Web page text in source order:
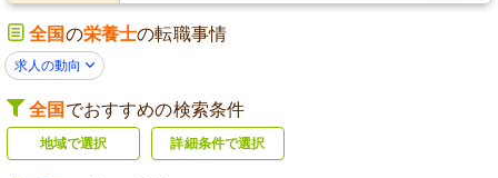
全国の栄養士の転職事情
求人の動向
全国 でおすすめの検索条件
地域で選択 詳細条件で選択